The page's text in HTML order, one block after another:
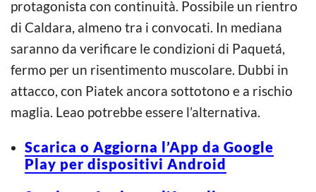
protagonista con continuità. Possibile un rientro
di Caldara, almeno tra i convocati. In mediana
saranno da verificare le condizioni di Paquetá,
fermo per un risentimento muscolare. Dubbi in
attacco, con Piatek ancora sottotono e a rischio
maglia. Leao potrebbe essere l’alternativa.
Scarica o Aggiorna l’App da Google
Play per dispositivi Android